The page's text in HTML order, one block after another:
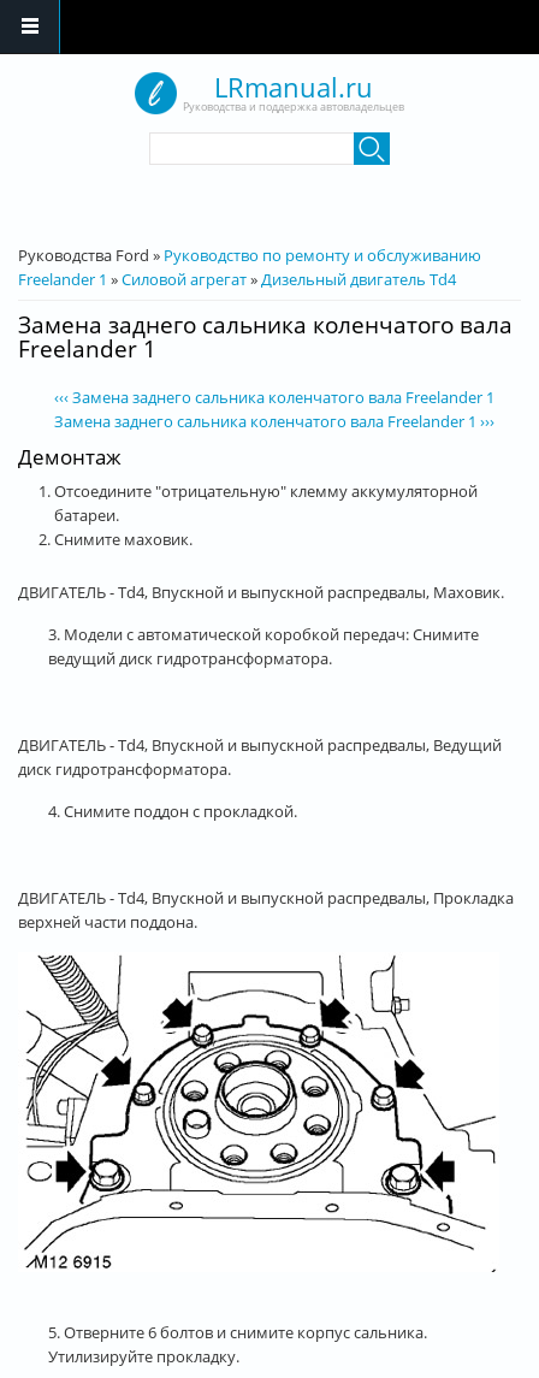
LRmanual.ru
Руководства и поддержка автовладельцев
Вы здесь
Руководства Ford » Руководство по ремонту и обслуживанию
Freelander 1 »Силовой агрегат»Дизельный двигатель Td4
Замена заднего сальника коленчатого вала
Freelander 1
‹‹‹ Замена заднего сальника коленчатого вала Freelander 1
Замена заднего сальника коленчатого вала Freelander 1 ›››
Демонтаж
Отсоедините "отрицательную" клемму аккумуляторной
батареи.
Снимите маховик.
ДВИГАТЕЛЬ - Td4, Впускной и выпускной распредвалы, Маховик.
3. Модели с автоматической коробкой передач: Снимите
ведущий диск гидротрансформатора.
ДВИГАТЕЛЬ - Td4, Впускной и выпускной распредвалы, Ведущий
диск гидротрансформатора.
4. Снимите поддон с прокладкой.
ДВИГАТЕЛЬ - Td4, Впускной и выпускной распредвалы, Прокладка
верхней части поддона.
5. Отверните 6 болтов и снимите корпус сальника.
Утилизируйте прокладку.